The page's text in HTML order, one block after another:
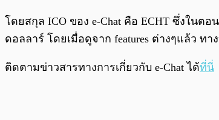
โดยสกุล ICO ของ e-Chat คือ ECHT ซึ่งในต
ดอลลาร์ โดยเมื่อดูจาก features ต่างๆแล้ว ท
ติดตามข่าวสารทางการเกี่ยวกับ e-Chat ได้ที่นี่